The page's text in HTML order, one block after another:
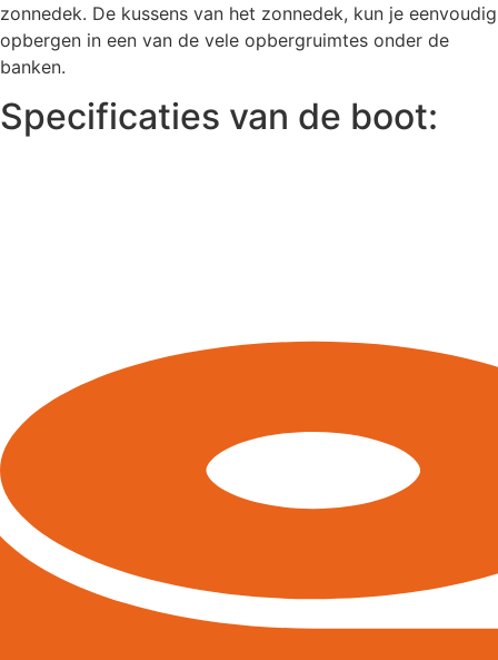
zonnedek. De kussens van het zonnedek, kun je eenvoudig
opbergen in een van de vele opbergruimtes onder de
banken.
Specificaties van de boot: